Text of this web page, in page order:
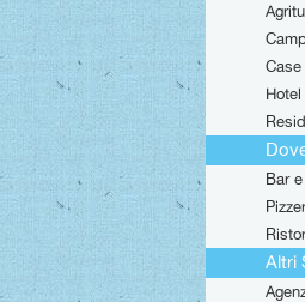
Case
Hotel
Bar
Altri